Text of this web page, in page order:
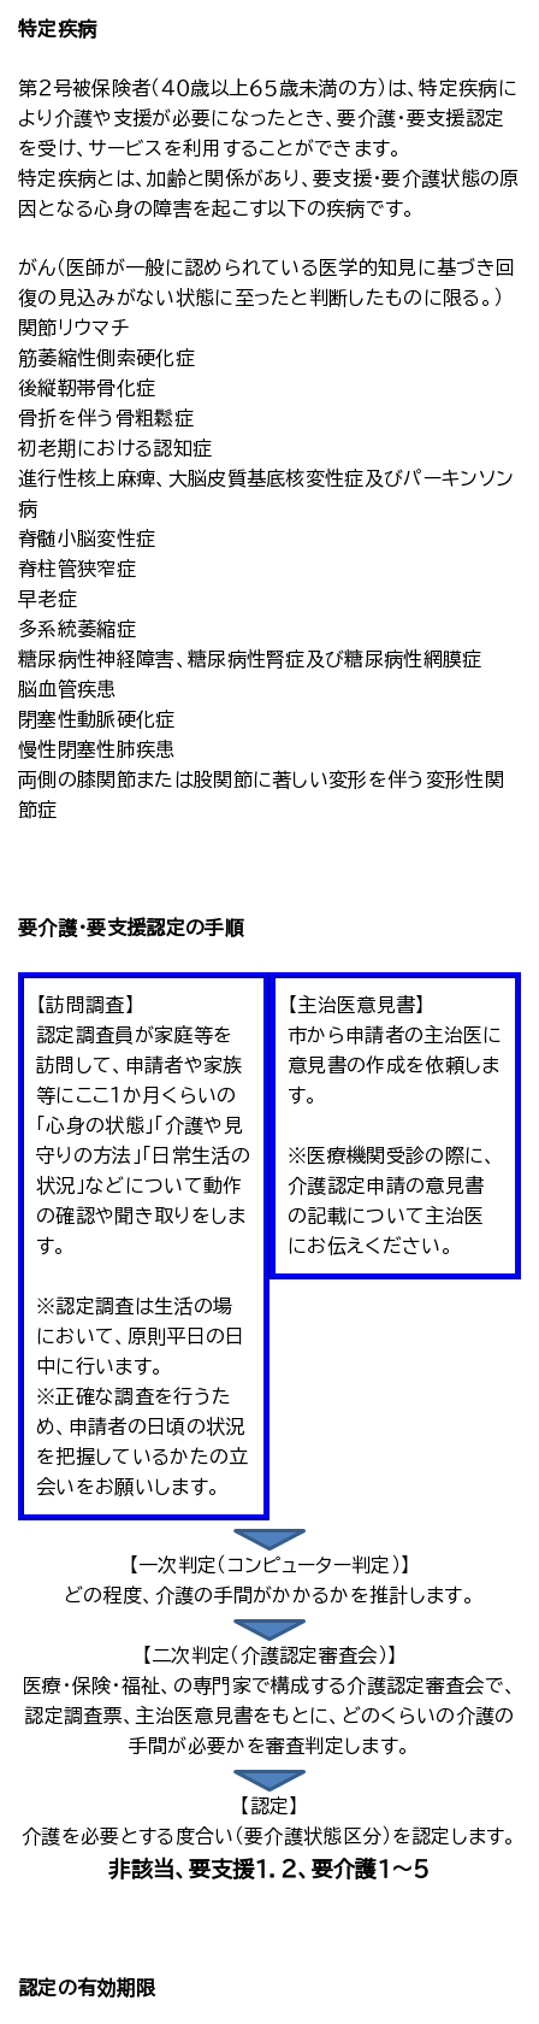
特定疾病
第２号被保険者（４０歳以上６５歳未満の方）は、特定疾病に
より介護や支援が必要になったとき、要介護・要支援認定
を受け、サービスを利用することができます。
特定疾病とは、加齢と関係があり、要支援・要介護状態の原
因となる心身の障害を起こす以下の疾病です。
がん（医師が一般に認められている医学的知見に基づき回
復の見込みがない状態に至ったと判断したものに限る。）
関節リウマチ
筋萎縮性側索硬化症
後縦靭帯骨化症
骨折を伴う骨粗鬆症
初老期における認知症
進行性核上麻痺、大脳皮質基底核変性症及びパーキンソン
病
脊髄小脳変性症
脊柱管狭窄症
早老症
多系統萎縮症
糖尿病性神経障害、糖尿病性腎症及び糖尿病性網膜症
脳血管疾患
閉塞性動脈硬化症
慢性閉塞性肺疾患
両側の膝関節または股関節に著しい変形を伴う変形性関
節症
要介護・要支援認定の手順
【訪問調査】
認定調査員が家庭等を
訪問して、申請者や家族
等にここ１か月くらいの
「心身の状態」「介護や見
守りの方法」「日常生活の
状況」などについて動作
の確認や聞き取りをしま
す。
※認定調査は生活の場
において、原則平日の日
中に行います。
※正確な調査を行うた
め、申請者の日頃の状況
を把握しているかたの立
会いをお願いします。
【主治医意見書】
市から申請者の主治医に
意見書の作成を依頼しま
す。
※医療機関受診の際に、
介護認定申請の意見書
の記載について主治医
にお伝えください。
【一次判定（コンピューター判定）】
どの程度、介護の手間がかかるかを推計します。
【二次判定（介護認定審査会）】
医療・保険・福祉、の専門家で構成する介護認定審査会で、
認定調査票、主治医意見書をもとに、どのくらいの介護の
手間が必要かを審査判定します。
【認定】
介護を必要とする度合い（要介護状態区分）を認定します。
非該当、要支援１．２、要介護１～５
認定の有効期限